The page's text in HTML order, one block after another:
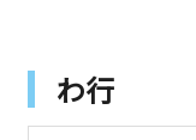
わ行